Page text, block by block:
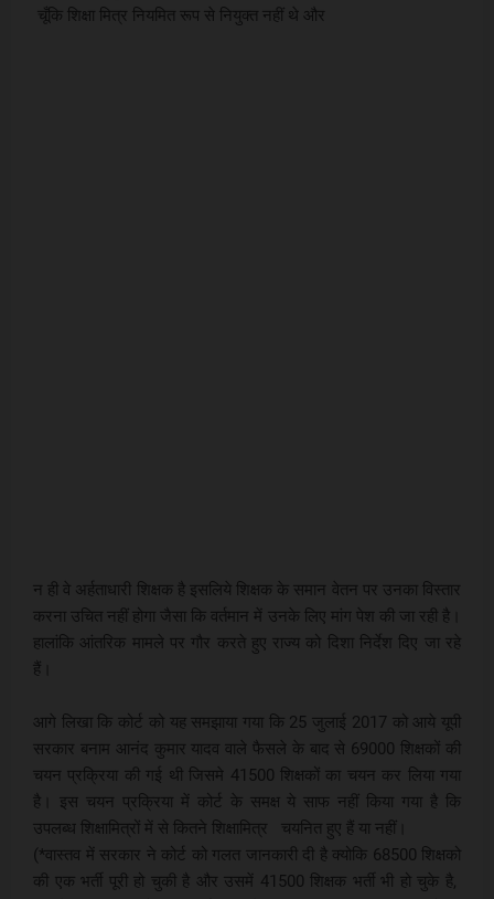
चूँकि शिक्षा मित्र नियमित रूप से नियुक्त नहीं थे और
न ही वे अर्हताधारी शिक्षक है इसलिये शिक्षक के समान वेतन पर उनका विस्तार
करना उचित नहीं होगा जैसा कि वर्तमान में उनके लिए मांग पेश की जा रही है।
हालांकि आंतरिक मामले पर गौर करते हुए राज्य को दिशा निर्देश दिए जा रहे
हैं।
आगे लिखा कि कोर्ट को यह समझाया गया कि 25 जुलाई 2017 को आये यूपी
सरकार बनाम आनंद कुमार यादव वाले फैसले के बाद से 69000 शिक्षकों की
चयन प्रक्रिया की गई थी जिसमे 41500 शिक्षकों का चयन कर लिया गया
है। इस चयन प्रक्रिया में कोर्ट के समक्ष ये साफ नहीं किया गया है कि
उपलब्ध शिक्षामित्रों में से कितने शिक्षामित्र चयनित हुए हैं या नहीं।
(*वास्तव में सरकार ने कोर्ट को गलत जानकारी दी है क्योकि 68500 शिक्षको
की एक भर्ती पूरी हो चुकी है और उसमें 41500 शिक्षक भर्ती भी हो चुके है,